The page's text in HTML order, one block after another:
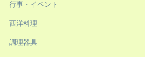
行事・イベント
西洋料理
調理器具